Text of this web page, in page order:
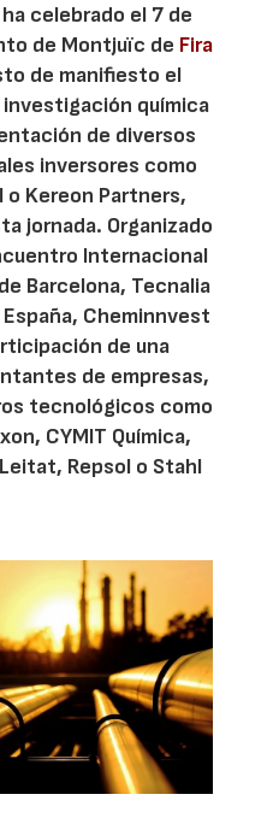
celebrado el 7 de
de Montjuïc de Fira
de manifiesto el
química
de diversos
inversores como
o Kereon Partners,
jornada. Organizado
Internacional
Barcelona, Tecnalia
Cheminnvest
de una
de empresas,
tecnológicos como
CYMIT Química,
Repsol o Stahl